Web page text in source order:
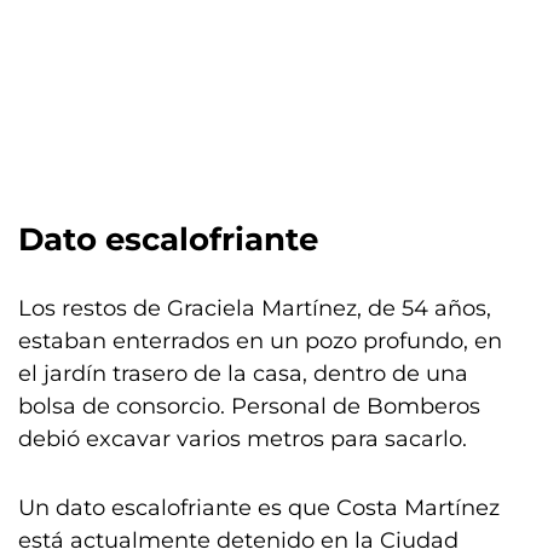
Dato escalofriante
Los restos de Graciela Martínez, de 54 años,
estaban enterrados en un pozo profundo, en
el jardín trasero de la casa, dentro de una
bolsa de consorcio. Personal de Bomberos
debió excavar varios metros para sacarlo.
Un dato escalofriante es que Costa Martínez
está actualmente detenido en la Ciudad